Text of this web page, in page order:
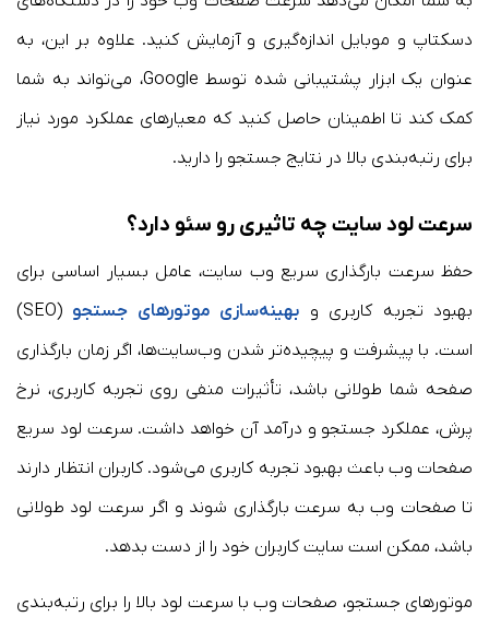
دسکتاپ و موبایل اندازه‌گیری و آزمایش کنید. علاوه بر این، به
عنوان یک ابزار پشتیبانی شده توسط Google، می‌تواند به شما
کمک کند تا اطمینان حاصل کنید که معیارهای عملکرد مورد نیاز
برای رتبه‌بندی بالا در نتایج جستجو را دارید.
سرعت لود سایت چه تاثیری رو سئو دارد؟
حفظ سرعت بارگذاری سریع وب سایت، عامل بسیار اساسی برای
بهبود تجربه کاربری و بهینه‌سازی موتورهای جستجو
(SEO)
است. با پیشرفت و پیچیده‌تر شدن وب‌سایت‌ها، اگر زمان بارگذاری
صفحه شما طولانی باشد، تأثیرات منفی روی تجربه کاربری، نرخ
پرش، عملکرد جستجو و درآمد آن خواهد داشت. سرعت لود سریع
صفحات وب باعث بهبود تجربه کاربری می‌شود. کاربران انتظار دارند
تا صفحات وب به سرعت بارگذاری شوند و اگر سرعت لود طولانی
باشد، ممکن است سایت کاربران خود را از دست بدهد.
موتورهای جستجو، صفحات وب با سرعت لود بالا را برای رتبه‌بندی